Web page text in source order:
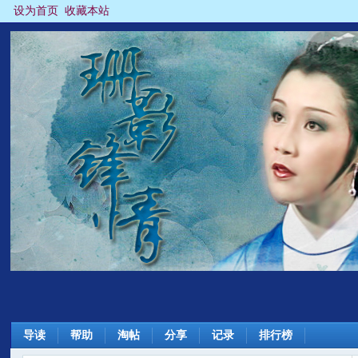
设为首页 收藏本站
导读 帮助 淘帖 分享 记录 排行榜